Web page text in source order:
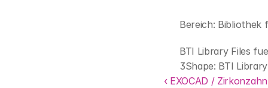
Bereich: Bibliothek
BTI Library Files
3Shape: BTI
‹ EXOCAD /